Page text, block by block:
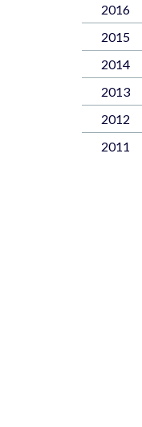
2016
2015
2014
2013
2012
2011